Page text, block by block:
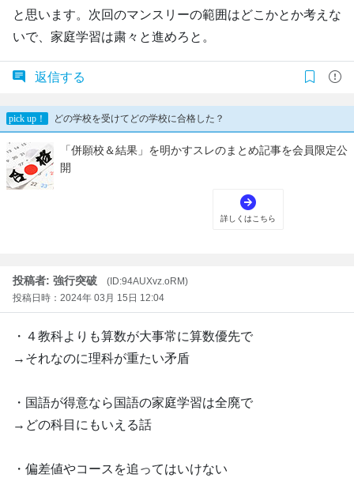
と思います。次回のマンスリーの範囲はどこかとか考えな
いで、家庭学習は粛々と進めろと。
返信する
投稿者: 強行突破
(ID:94AUXvz.oRM)
投稿日時：2024年 03月 15日 12:04
・４教科よりも算数が大事常に算数優先で
→それなのに理科が重たい矛盾
・国語が得意なら国語の家庭学習は全廃で
→どの科目にもいえる話
・偏差値やコースを追ってはいけない